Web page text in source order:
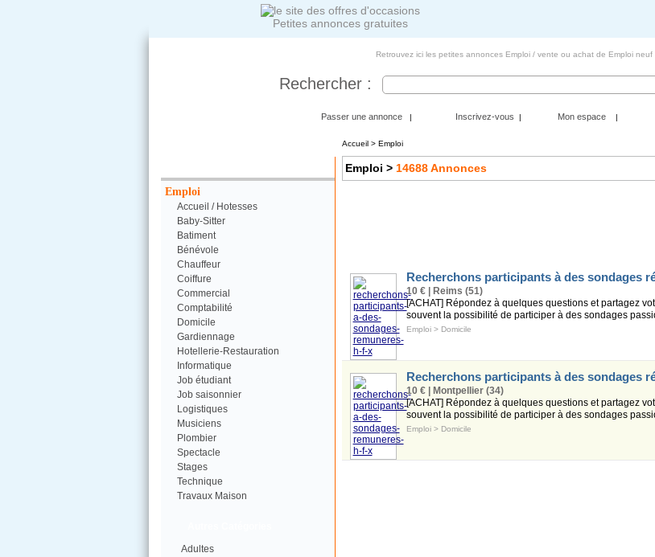
Petites annonces gratuites
Retrouvez ici les petites annonces Emploi / vente ou achat de Emploi neuf
Rechercher :
Passer une annonce | Inscrivez-vous | Mon espace |
Emploi
Accueil / Hotesses
Baby-Sitter
Batiment
Bénévole
Chauffeur
Coiffure
Commercial
Comptabilité
Domicile
Gardiennage
Hotellerie-Restauration
Informatique
Job étudiant
Job saisonnier
Logistiques
Musiciens
Plombier
Spectacle
Stages
Technique
Travaux Maison
Adultes
Accueil> Emploi
Emploi > 14688Annonces
Recherchons participants à des sondages
10 € | Reims (51)
[ACHAT] Répondez à quelques questions et partagez
souvent la possibilité de participer à des sondages
Emploi> Domicile
Recherchons participants à des sondages
10 € | Montpellier (34)
[ACHAT] Répondez à quelques questions et partagez
souvent la possibilité de participer à des sondages
Emploi> Domicile